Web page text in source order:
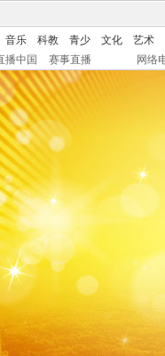
音乐 科教 青少 文化
艺术
播中国 赛事直播 网络